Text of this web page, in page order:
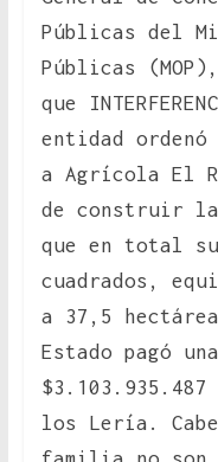
Públicas del
Públicas
que
entidad
a Agrícola El
de construir
que en total
cuadrados,
a 37,5
Estado pagó
los Lería.